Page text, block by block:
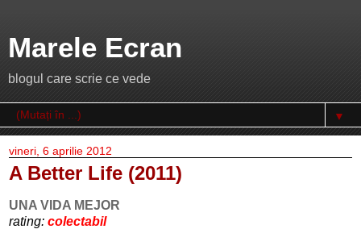
Marele Ecran
blogul care scrie ce vede
▼
vineri, 6 aprilie 2012
A Better Life (2011)
UNA VIDA MEJOR
rating: colectabil